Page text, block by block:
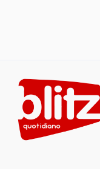
content